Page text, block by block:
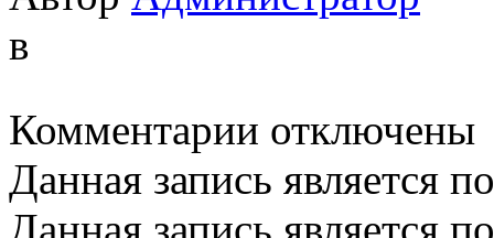
в
Комментарии записи
отключены
Данная запись является
Данная запись является